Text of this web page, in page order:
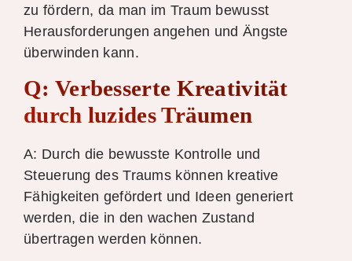
zu fördern, da man im Traum bewusst
Herausforderungen angehen und Ängste
überwinden kann.
Q: Verbesserte Kreativität
durch luzides Träumen
A: Durch die bewusste Kontrolle und
Steuerung des Traums können kreative
Fähigkeiten gefördert und Ideen generiert
werden, die in den wachen Zustand
übertragen werden können.